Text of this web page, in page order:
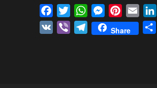
FacebookTwitterWhatsAppMessenger
Pinterest
Email
VK
Viber Telegram
Share